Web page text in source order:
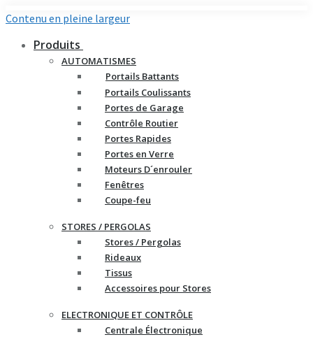
Contenu en pleine largeur
Produits
AUTOMATISMES
Portails Battants
Portails Coulissants
Portes de Garage
Contrôle Routier
Portes Rapides
Portes en Verre
Moteurs D´enrouler
Fenêtres
Coupe-feu
STORES / PERGOLAS
Stores / Pergolas
Rideaux
Tissus
Accessoires pour Stores
ELECTRONIQUE ET CONTRÔLE
Centrale Électronique